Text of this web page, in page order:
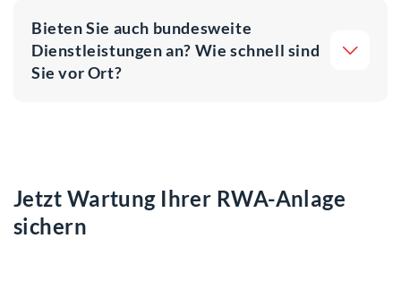
Bieten Sie auch bundesweite
Dienstleistungen an? Wie schnell sind
Sie vor Ort?
Jetzt Wartung Ihrer RWA-Anlage
sichern